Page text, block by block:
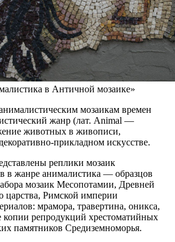
в Античной мозаике»
мозаикам времен
жанр (лат. Animal —
животных в живописи,
прикладном искусстве.
реплики мозаик
в жанре анималистика — образцов
мозаик Месопотамии, Древней
царства, Римской империи
мрамора, травертина, оникса,
копии репродукций хрестоматийных
памятников Средиземноморья.